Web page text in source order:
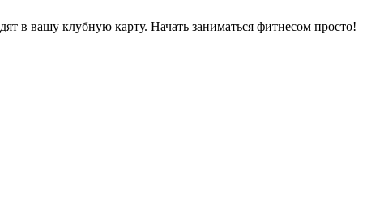
в вашу клубную карту. Начать заниматься фитнесом просто!